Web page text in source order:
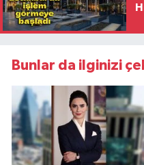
Bunlar da ilginizi